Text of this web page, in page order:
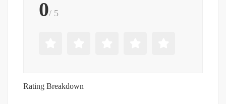
0/ 5
Rating Breakdown